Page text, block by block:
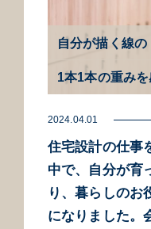
自分が描く線の
1本1本の重みを
2024.04.01
住宅設計の仕事
中で、自分が育
り、暮らしのお
になりました。